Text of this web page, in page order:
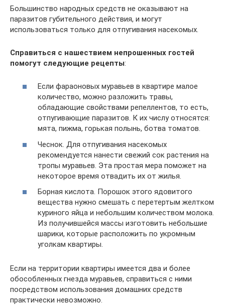
Большинство народных средств не оказывают на
паразитов губительного действия, и могут
использоваться только для отпугивания насекомых.
Справиться с нашествием непрошенных гостей
помогут следующие рецепты:
Если фараоновых муравьев в квартире малое
количество, можно разложить травы,
обладающие свойствами репеллентов, то есть,
отпугивающие паразитов. К их числу относятся:
мята, пижма, горькая полынь, ботва томатов.
Чеснок. Для отпугивания насекомых
рекомендуется нанести свежий сок растения на
тропы муравьев. Эта простая мера поможет на
некоторое время отвадить их от жилья.
Борная кислота. Порошок этого ядовитого
вещества нужно смешать с перетертым желтком
куриного яйца и небольшим количеством молока.
Из получившейся массы изготовить небольшие
шарики, которые расположить по укромным
уголкам квартиры.
Если на территории квартиры имеется два и более
обособленных гнезда муравьев, справиться с ними
посредством использования домашних средств
практически невозможно.